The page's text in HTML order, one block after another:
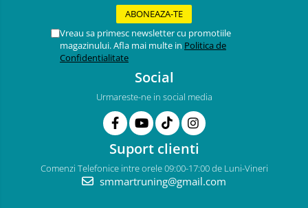
Vreau sa primesc newsletter cu promotiile
magazinului. Afla mai multe in Politica de
Confidentialitate
Social
Urmareste-ne in social media
Suport clienti
Comenzi Telefonice intre orele 09:00-17:00 de Luni-Vineri
smmartruning@gmail.com